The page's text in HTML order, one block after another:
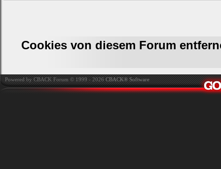
Cookies von diesem Forum
Powered by CBACK Forum © 1999 - 2026CBACK® Software